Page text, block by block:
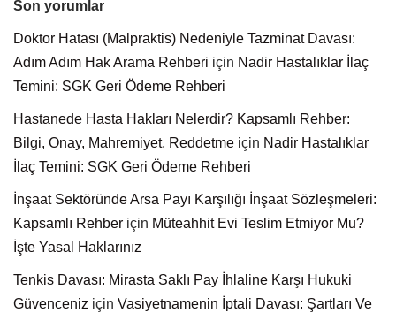
Son yorumlar
Doktor Hatası (Malpraktis) Nedeniyle Tazminat Davası:
Adım Adım Hak Arama Rehberi için Nadir Hastalıklar İlaç
Temini: SGK Geri Ödeme Rehberi
Hastanede Hasta Hakları Nelerdir? Kapsamlı Rehber:
Bilgi, Onay, Mahremiyet, Reddetme için Nadir Hastalıklar
İlaç Temini: SGK Geri Ödeme Rehberi
İnşaat Sektöründe Arsa Payı Karşılığı İnşaat Sözleşmeleri:
Kapsamlı Rehber için Müteahhit Evi Teslim Etmiyor Mu?
İşte Yasal Haklarınız
Tenkis Davası: Mirasta Saklı Pay İhlaline Karşı Hukuki
Güvenceniz için Vasiyetnamenin İptali Davası: Şartları Ve